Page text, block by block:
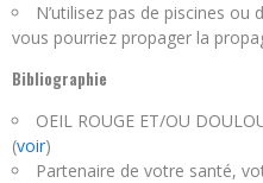
N’utilisez pas de piscines ou
vous pourriez propager la
Bibliographie
OEIL ROUGE ET/OU
(voir)
Partenaire de votre santé,